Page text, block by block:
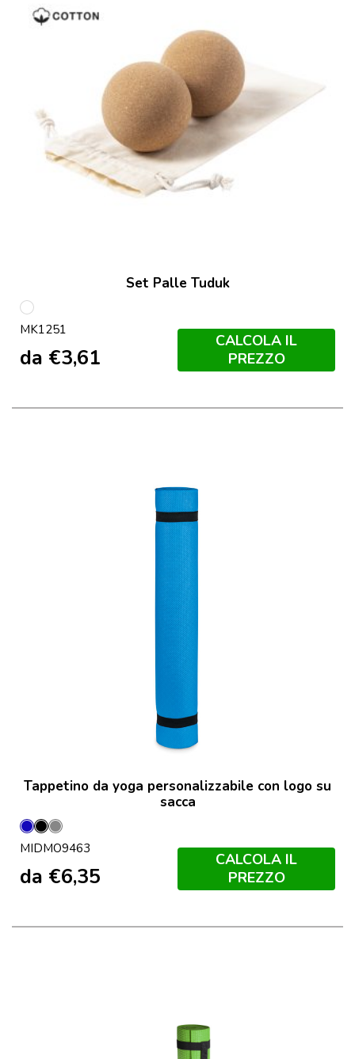
Set Palle Tuduk
S/C
MK1251
da €3,61
CALCOLA IL
PREZZO
Tappetino da yoga personalizzabile con logo su
sacca
BluNeroGrigio
Pietra
MIDMO9463
da €6,35
CALCOLA IL
PREZZO